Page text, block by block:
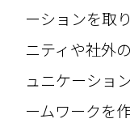
ーションを取
ニティや社外
ュニケーショ
ームワークを